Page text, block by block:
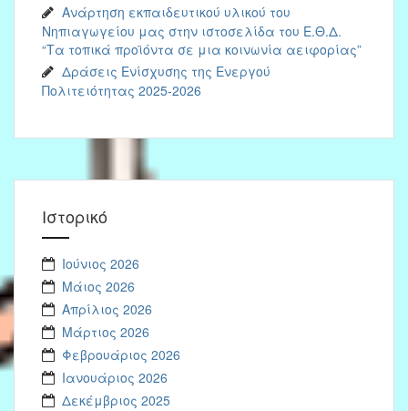
Ανάρτηση εκπαιδευτικού υλικού του
Νηπιαγωγείου μας στην ιστοσελίδα του Ε.Θ.Δ.
“Τα τοπικά προϊόντα σε μια κοινωνία αειφορίας”
Δράσεις Ενίσχυσης της Ενεργού
Πολιτειότητας 2025-2026
Ιστορικό
Ιούνιος 2026
Μάιος 2026
Απρίλιος 2026
Μάρτιος 2026
Φεβρουάριος 2026
Ιανουάριος 2026
Δεκέμβριος 2025